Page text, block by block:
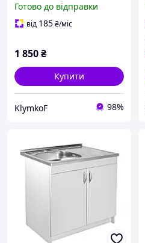
Готово до відправки
від 185₴/міс
1 850₴
Купити
KlymkoF 98%